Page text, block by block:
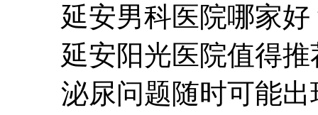
延安男科医院哪家好
延安阳光医院值得推
泌尿问题随时可能出